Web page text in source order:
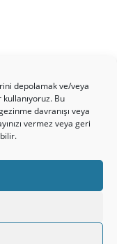
depolamak ve/veya
Bu
davranışı veya
vermez veya geri
12 yıl
Bir
Künye